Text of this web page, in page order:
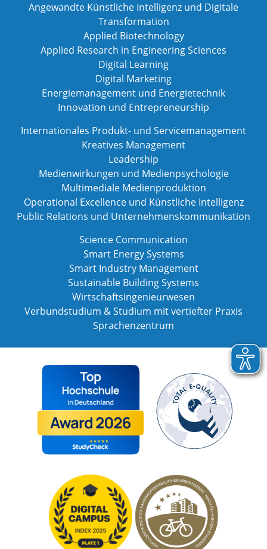
Angewandte Künstliche Intelligenz und Digitale
Transformation
Applied Biotechnology
Applied Research in Engineering Sciences
Digital Learning
Digital Marketing
Energiemanagement und Energietechnik
Innovation und Entrepreneurship
Internationales Produkt- und Servicemanagement
Kreatives Management
Leadership
Medienwirkungen und Medienpsychologie
Multimediale Medienproduktion
Operational Excellence und Künstliche Intelligenz
Public Relations und Unternehmenskommunikation
Science Communication
Smart Energy Systems
Smart Industry Management
Sustainable Building Systems
Wirtschaftsingenieurwesen
Verbundstudium & Studium mit vertiefter Praxis
Sprachenzentrum